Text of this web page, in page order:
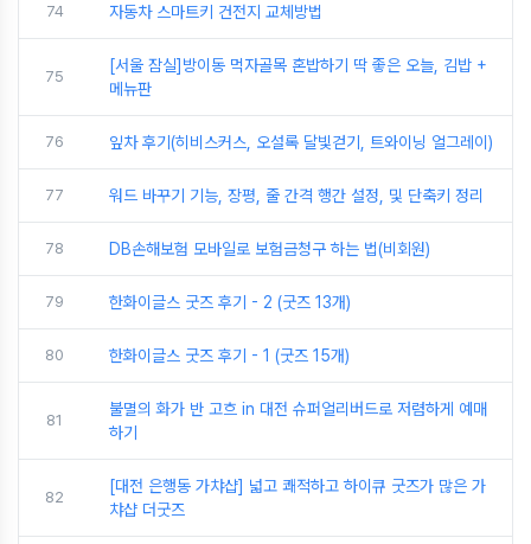
74 자동차 스마트키 건전지 교체방법
75
[서울 잠실]방이동 먹자골목 혼밥하기 딱 좋은 오늘, 김밥 +
메뉴판
76 잎차 후기(히비스커스, 오설록 달빛걷기, 트와이닝 얼그레이)
77 워드 바꾸기 기능, 장평, 줄 간격 행간 설정, 및 단축키 정리
78 DB손해보험 모바일로 보험금청구 하는 법(비회원)
79 한화이글스 굿즈 후기 - 2 (굿즈 13개)
80 한화이글스 굿즈 후기 - 1 (굿즈 15개)
81
불멸의 화가 반 고흐 in 대전 슈퍼얼리버드로 저렴하게 예매
하기
82
[대전 은행동 가챠샵] 넓고 쾌적하고 하이큐 굿즈가 많은 가
챠샵 더굿즈